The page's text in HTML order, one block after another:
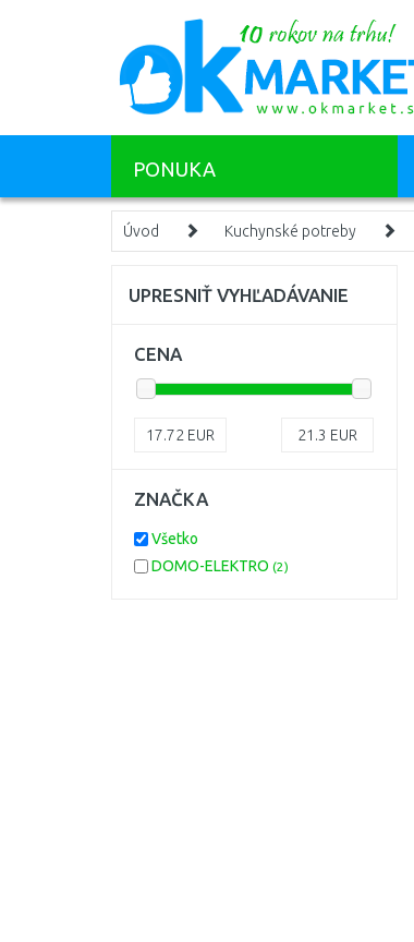
PONUKA
Úvod Kuchynské potreby
UPRESNIŤ VYHĽADÁVANIE
CENA
17.72 EUR 21.3 EUR
ZNAČKA
Všetko
DOMO-ELEKTRO (2)